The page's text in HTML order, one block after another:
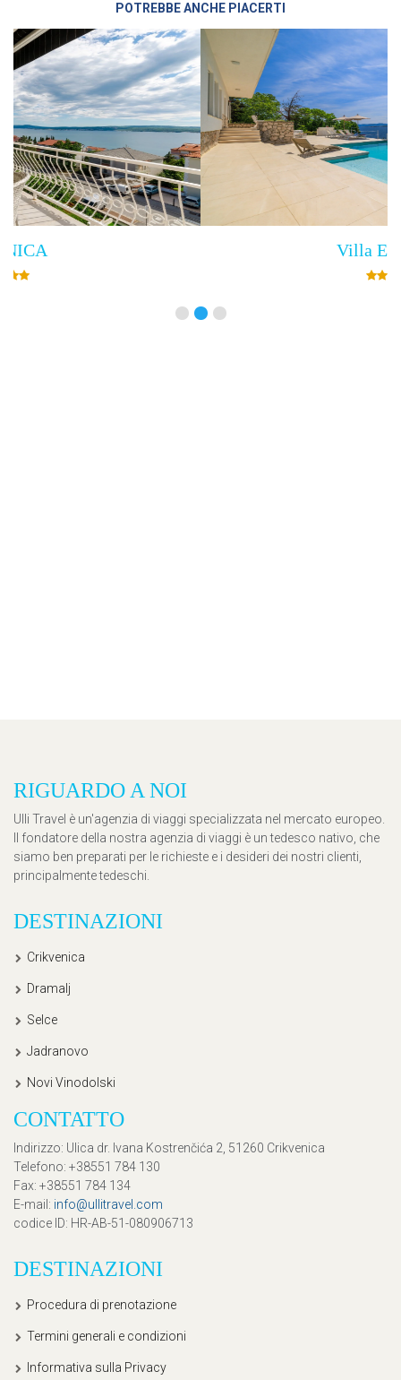
POTREBBE ANCHE PIACERTI
RIGUARDO A NOI
Ulli Travel è un'agenzia di viaggi specializzata nel mercato europeo.
Il fondatore della nostra agenzia di viaggi è un tedesco nativo, che
siamo ben preparati per le richieste e i desideri dei nostri clienti,
principalmente tedeschi.
DESTINAZIONI
Crikvenica
Dramalj
Selce
Jadranovo
Novi Vinodolski
CONTATTO
Indirizzo: Ulica dr. Ivana Kostrenčića 2, 51260 Crikvenica
Telefono: +38551 784 130
Fax: +38551 784 134
E-mail : info@ullitravel.com
codice ID: HR-AB-51-080906713
DESTINAZIONI
Procedura di prenotazione
Termini generali e condizioni
Informativa sulla Privacy